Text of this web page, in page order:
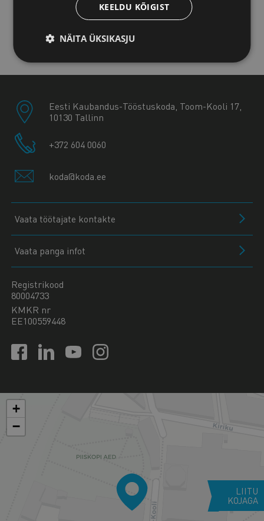
Jõhvi esindus
Eesti Kaubandus-Tööstuskoda, Toom-Kooli 17,
10130 Tallinn
+372 604 0060
koda@koda.ee
Vaata töötajate kontakte
Vaata panga infot
Registrikood
80004733
KMKR nr
EE100559448
+
−
LIITU
KOJAGA
KEELDU KÕIGIST
NÄITA ÜKSIKASJU